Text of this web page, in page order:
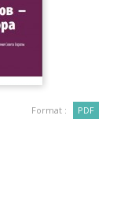
Format : PDF